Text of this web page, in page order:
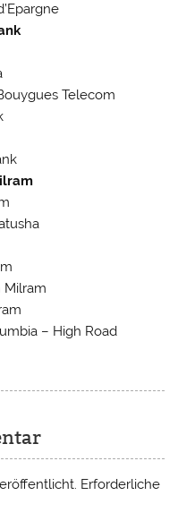
Telecom
Milram
– High Road
Erforderliche